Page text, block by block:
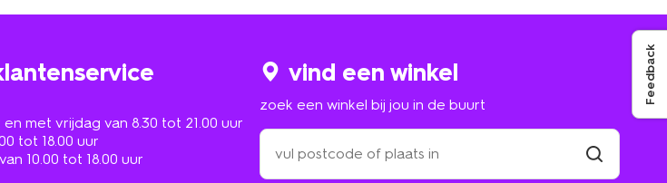
met vrijdag van 8.30 tot 21.00 uur
tot 18.00 uur
10.00 tot 18.00 uur
vind een winkel
zoek een winkel bij jou in de buurt
zoek
een
winkel
Feedback